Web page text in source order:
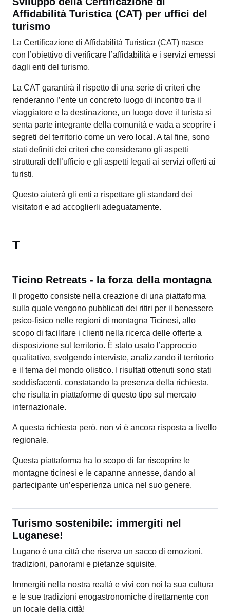
Affidabilità Turistica (CAT) per uffici del
turismo
La Certificazione di Affidabilità Turistica (CAT) nasce
con l’obiettivo di verificare l’affidabilità e i servizi emessi
dagli enti del turismo.
La CAT garantirà il rispetto di una serie di criteri che
renderanno l’ente un concreto luogo di incontro tra il
viaggiatore e la destinazione, un luogo dove il turista si
senta parte integrante della comunità e vada a scoprire i
segreti del territorio come un vero local. A tal fine, sono
stati definiti dei criteri che considerano gli aspetti
strutturali dell’ufficio e gli aspetti legati ai servizi offerti ai
turisti.
Questo aiuterà gli enti a rispettare gli standard dei
visitatori e ad accoglierli adeguatamente.
T
Ticino Retreats - la forza della montagna
Il progetto consiste nella creazione di una piattaforma
sulla quale vengono pubblicati dei ritiri per il benessere
psico-fisico nelle regioni di montagna Ticinesi, allo
scopo di facilitare i clienti nella ricerca delle offerte a
disposizione sul territorio. È stato usato l’approccio
qualitativo, svolgendo interviste, analizzando il territorio
e il tema del mondo olistico. I risultati ottenuti sono stati
soddisfacenti, constatando la presenza della richiesta,
che risulta in piattaforme di questo tipo sul mercato
internazionale.
A questa richiesta però, non vi è ancora risposta a livello
regionale.
Questa piattaforma ha lo scopo di far riscoprire le
montagne ticinesi e le capanne annesse, dando al
partecipante un’esperienza unica nel suo genere.
Turismo sostenibile: immergiti nel
Luganese!
Lugano è una città che riserva un sacco di emozioni,
tradizioni, panorami e pietanze squisite.
Immergiti nella nostra realtà e vivi con noi la sua cultura
e le sue tradizioni enogastronomiche direttamente con
un locale della città!